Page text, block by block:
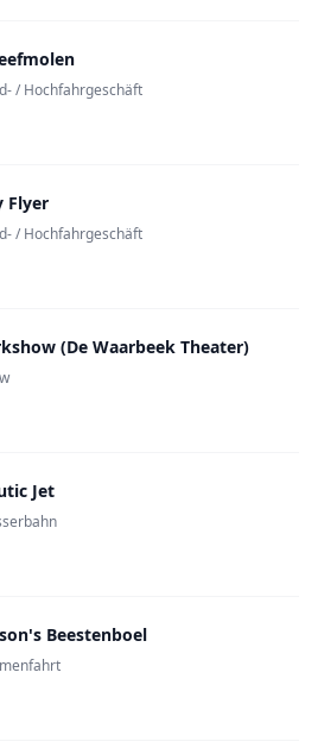
/ Hochfahrgeschäft
Flyer
/ Hochfahrgeschäft
(De Waarbeek Theater)
Jet
Beestenboel